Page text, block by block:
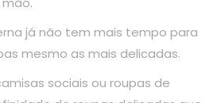
já não tem mais tempo para
mesmo as mais delicadas.
sociais ou roupas de